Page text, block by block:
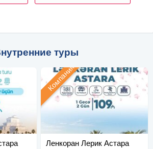
туры
Ленкоран Лерик Астара
Компания